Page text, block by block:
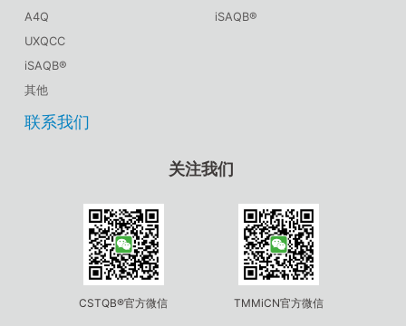
A4Q
UXQCC
iSAQB®
其他
iSAQB®
联系我们
关注我们
CSTQB®官方微信 TMMiCN官方微信